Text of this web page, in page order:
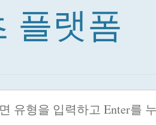
플랫폼